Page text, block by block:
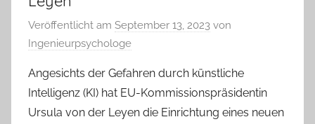
Veröffentlicht am September 13, 2023 von
Ingenieurpsychologe
Angesichts der Gefahren durch künstliche
Intelligenz (KI) hat EU-Kommissionspräsidentin
Ursula von der Leyen die Einrichtung eines neuen